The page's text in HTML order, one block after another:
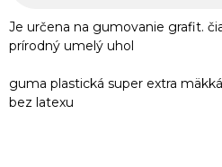
Je určena na gumovanie grafit.
prírodný umelý uhol
guma plastická super extra
bez latexu